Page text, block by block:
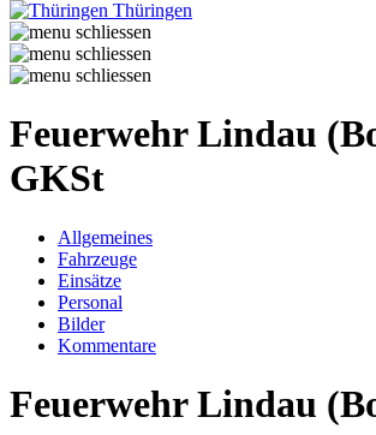
Thüringen
Feuerwehr Lindau
GKSt
Allgemeines
Fahrzeuge
Einsätze
Personal
Bilder
Kommentare
Feuerwehr Lindau